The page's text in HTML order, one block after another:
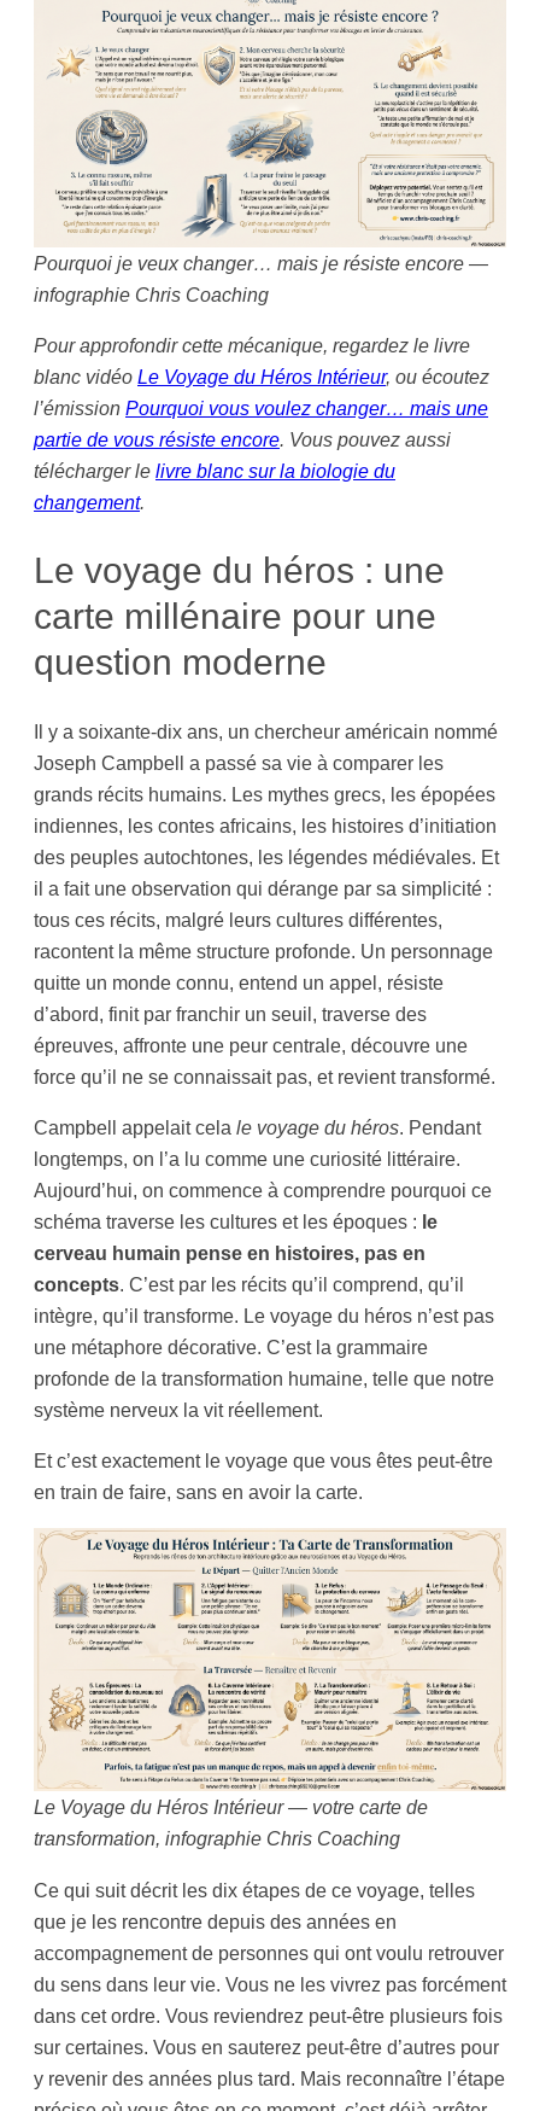
Pourquoi je veux changer… mais je résiste encore —
infographie Chris Coaching
Pour approfondir cette mécanique, regardez le livre
blanc vidéo Le Voyage du Héros Intérieur, ou écoutez
l’émission Pourquoi vous voulez changer… mais une
partie de vous résiste encore. Vous pouvez aussi
télécharger le livre blanc sur la biologie du
changement.
Le voyage du héros : une
carte millénaire pour une
question moderne
Il y a soixante-dix ans, un chercheur américain nommé
Joseph Campbell a passé sa vie à comparer les
grands récits humains. Les mythes grecs, les épopées
indiennes, les contes africains, les histoires d’initiation
des peuples autochtones, les légendes médiévales. Et
il a fait une observation qui dérange par sa simplicité :
tous ces récits, malgré leurs cultures différentes,
racontent la même structure profonde. Un personnage
quitte un monde connu, entend un appel, résiste
d’abord, finit par franchir un seuil, traverse des
épreuves, affronte une peur centrale, découvre une
force qu’il ne se connaissait pas, et revient transformé.
Campbell appelait cela le voyage du héros. Pendant
longtemps, on l’a lu comme une curiosité littéraire.
Aujourd’hui, on commence à comprendre pourquoi ce
schéma traverse les cultures et les époques : le
cerveau humain pense en histoires, pas en
concepts. C’est par les récits qu’il comprend, qu’il
intègre, qu’il transforme. Le voyage du héros n’est pas
une métaphore décorative. C’est la grammaire
profonde de la transformation humaine, telle que notre
système nerveux la vit réellement.
Et c’est exactement le voyage que vous êtes peut-être
en train de faire, sans en avoir la carte.
Le Voyage du Héros Intérieur — votre carte de
transformation, infographie Chris Coaching
Ce qui suit décrit les dix étapes de ce voyage, telles
que je les rencontre depuis des années en
accompagnement de personnes qui ont voulu retrouver
du sens dans leur vie. Vous ne les vivrez pas forcément
dans cet ordre. Vous reviendrez peut-être plusieurs fois
sur certaines. Vous en sauterez peut-être d’autres pour
y revenir des années plus tard. Mais reconnaître l’étape